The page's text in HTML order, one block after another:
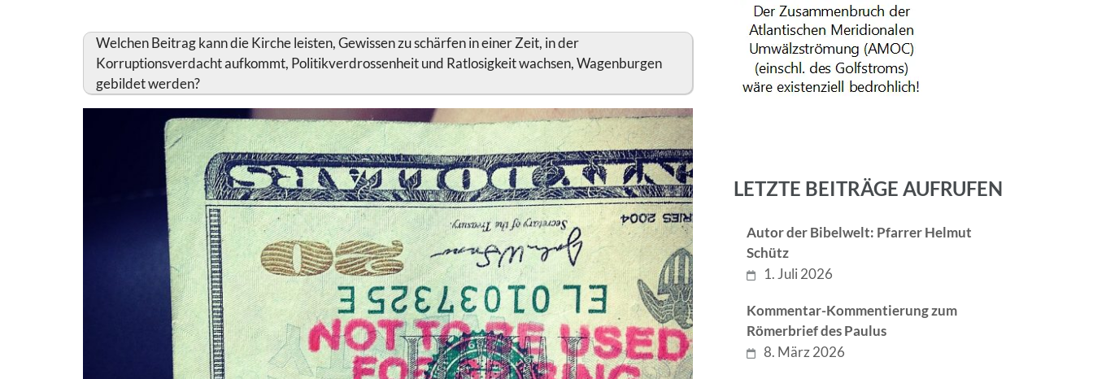
Welchen Beitrag kann die Kirche leisten, Gewissen zu schärfen in einer Zeit, in der
Korruptionsverdacht aufkommt, Politikverdrossenheit und Ratlosigkeit wachsen, Wagenburgen
gebildet werden?
LETZTE BEITRÄGE AUFRUFEN
Autor der Bibelwelt: Pfarrer Helmut
Schütz
1. Juli 2026
Kommentar-Kommentierung zum
Römerbrief des Paulus
8. März 2026